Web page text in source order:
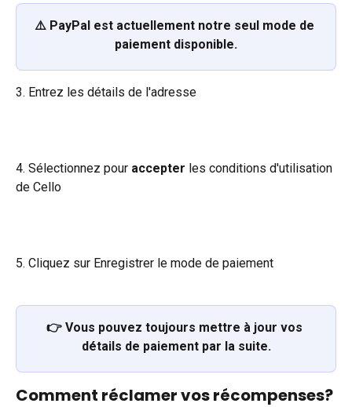
⚠️ PayPal est actuellement notre seul mode de
paiement disponible.
3. Entrez les détails de l'adresse
4. Sélectionnez pour accepter les conditions d'utilisation
de Cello
5. Cliquez sur Enregistrer le mode de paiement
👉 Vous pouvez toujours mettre à jour vos
détails de paiement par la suite.
Comment réclamer vos récompenses?